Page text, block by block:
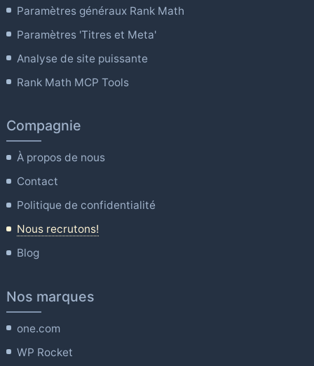
Paramètres généraux Rank Math
Paramètres 'Titres et Meta'
Analyse de site puissante
Rank Math MCP Tools
Compagnie
À propos de nous
Contact
Politique de confidentialité
Nous recrutons!
Blog
Nos marques
one.com
WP Rocket